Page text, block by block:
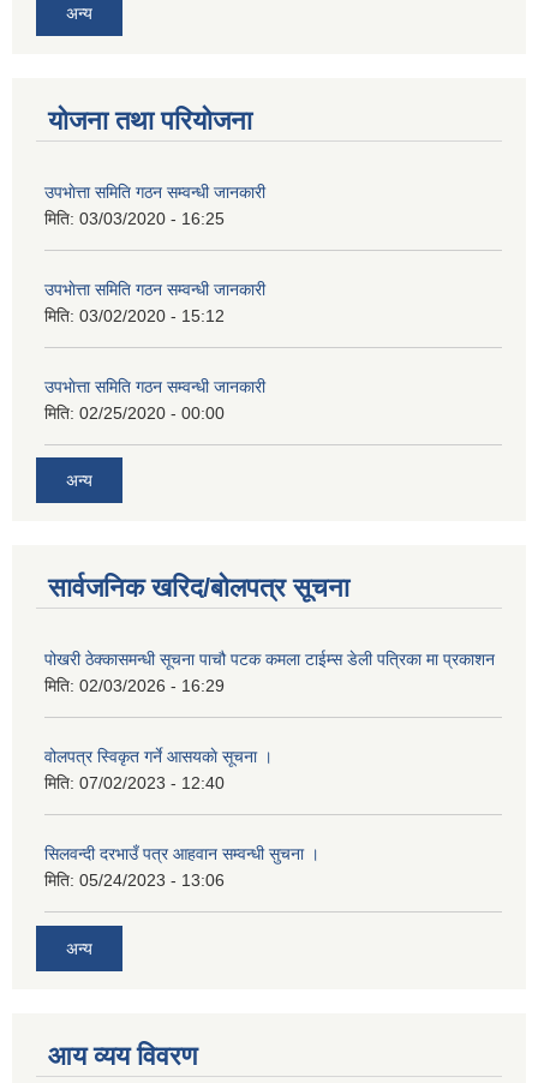
अन्य
योजना तथा परियोजना
उपभाेत्ता समिति गठन सम्वन्धी जानकारी
मिति: 03/03/2020 - 16:25
उपभाेत्ता समिति गठन सम्वन्धी जानकारी
मिति: 03/02/2020 - 15:12
उपभाेत्ता समिति गठन सम्वन्धी जानकारी
मिति: 02/25/2020 - 00:00
अन्य
सार्वजनिक खरिद/बोलपत्र सूचना
पोखरी ठेक्कासमन्धी सूचना पाचौ पटक कमला टाईम्स डेली पत्रिका मा प्रकाशन
मिति: 02/03/2026 - 16:29
वोलपत्र स्विकृत गर्ने आसयकाे सूचना ।
मिति: 07/02/2023 - 12:40
सिलवन्दी दरभाउँ पत्र आहवान सम्वन्धी सुचना ।
मिति: 05/24/2023 - 13:06
अन्य
आय व्यय विवरण